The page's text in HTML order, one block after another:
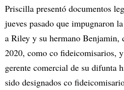
Priscilla presentó documentos
jueves pasado que impugnaron
a Riley y su hermano Benjamin,
2020, como co fideicomisarios,
gerente comercial de su difunta
sido designados co